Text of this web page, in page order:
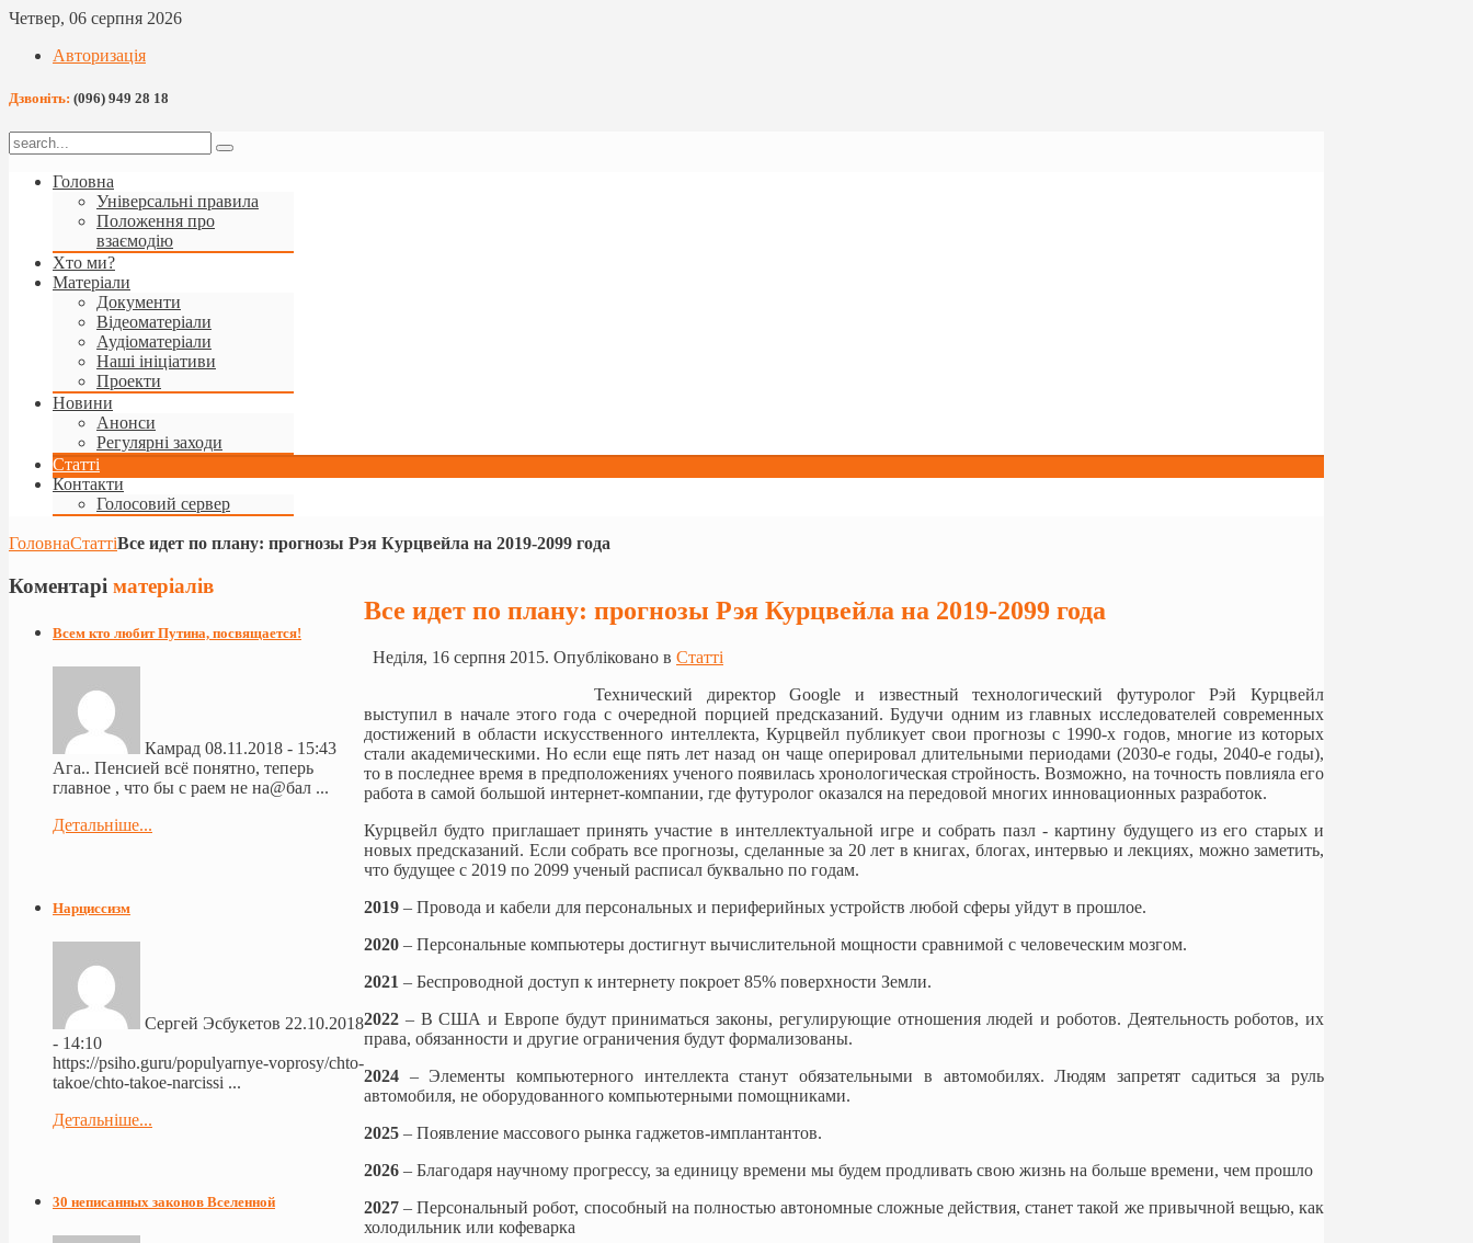
Четвер, 06 серпня 2026
Авторизація
Дзвоніть: (096) 949 28 18
Головна
Універсальні правила
Положення про
взаємодію
Хто ми?
Матеріали
Документи
Відеоматеріали
Аудіоматеріали
Наші ініціативи
Проекти
Новини
Анонси
Регулярні заходи
Статті
Контакти
Голосовий сервер
ГоловнаСтаттіВсе идет по плану: прогнозы Рэя Курцвейла на 2019-2099 года
Все идет по плану: прогнозы Рэя Курцвейла на 2019-2099 года
Неділя, 16 серпня 2015. Опубліковано в Статті
Технический директор Google и известный технологический футуролог Рэй Курцвейл
выступил в начале этого года с очередной порцией предсказаний. Будучи одним из главных исследователей современных
достижений в области искусственного интеллекта, Курцвейл публикует свои прогнозы с 1990-х годов, многие из которых
стали академическими. Но если еще пять лет назад он чаще оперировал длительными периодами (2030-е годы, 2040-е годы),
то в последнее время в предположениях ученого появилась хронологическая стройность. Возможно, на точность повлияла его
работа в самой большой интернет-компании, где футуролог оказался на передовой многих инновационных разработок.
Курцвейл будто приглашает принять участие в интеллектуальной игре и собрать пазл - картину будущего из его старых и
новых предсказаний. Если собрать все прогнозы, сделанные за 20 лет в книгах, блогах, интервью и лекциях, можно заметить,
что будущее с 2019 по 2099 ученый расписал буквально по годам.
2019 – Провода и кабели для персональных и периферийных устройств любой сферы уйдут в прошлое.
2020 – Персональные компьютеры достигнут вычислительной мощности сравнимой с человеческим мозгом.
2021 – Беспроводной доступ к интернету покроет 85% поверхности Земли.
2022 – В США и Европе будут приниматься законы, регулирующие отношения людей и роботов. Деятельность роботов, их
права, обязанности и другие ограничения будут формализованы.
2024 – Элементы компьютерного интеллекта станут обязательными в автомобилях. Людям запретят садиться за руль
автомобиля, не оборудованного компьютерными помощниками.
2025 – Появление массового рынка гаджетов-имплантантов.
2026 – Благодаря научному прогрессу, за единицу времени мы будем продливать свою жизнь на больше времени, чем прошло
2027– Персональный робот, способный на полностью автономные сложные действия, станет такой же привычной вещью, как
холодильник или кофеварка
Коментарі матеріалів
Всем кто любит Путина, посвящается!
Камрад 08.11.2018 - 15:43
Ага.. Пенсией всё понятно, теперь
главное , что бы с раем не на@бал ...
Детальніше...
Нарциссизм
Сергей Эсбукетов 22.10.2018
- 14:10
https://psiho.guru/populyarnye-voprosy/chto-
takoe/chto-takoe-narcissi ...
Детальніше...
30 неписанных законов Вселенной